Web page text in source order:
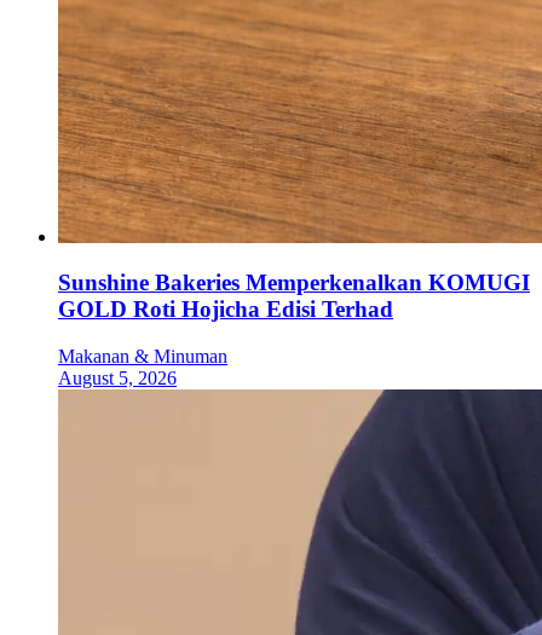
Sunshine Bakeries Memperkenalkan KOMUGI
GOLD Roti Hojicha Edisi Terhad
Makanan & Minuman
August 5, 2026